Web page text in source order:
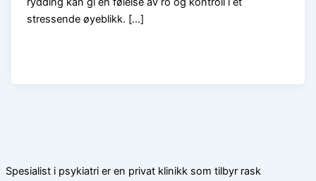
stressende øyeblikk. […]
Spesialist i psykiatri er en privat klinikk som tilbyr rask